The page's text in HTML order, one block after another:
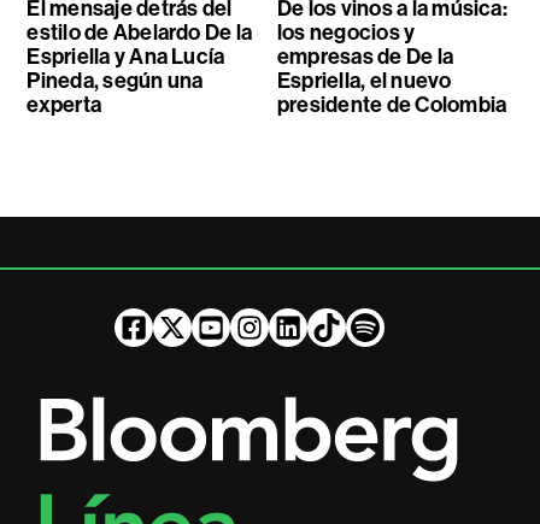
El mensaje detrás del
estilo de Abelardo De la
Espriella y Ana Lucía
Pineda, según una
experta
De los vinos a la música:
los negocios y
empresas de De la
Espriella, el nuevo
presidente de Colombia